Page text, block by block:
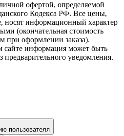
офертой, определяемой
Кодекса РФ. Все цены,
носят информационный характер
(окончательная стоимость
при оформлении заказа).
сайте информация может быть
предварительного уведомления.
пользователя